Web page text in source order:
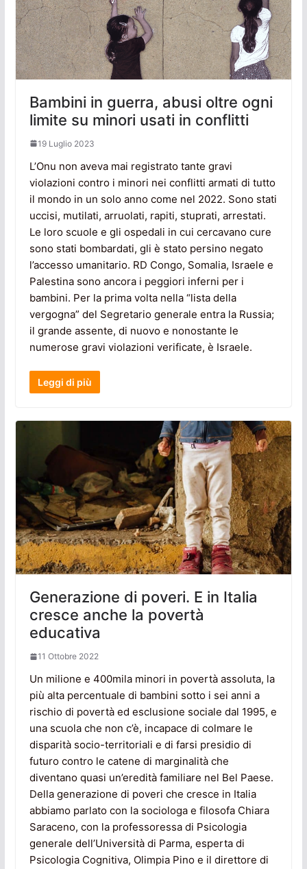
Bambini in guerra, abusi oltre ogni
limite su minori usati in conflitti
19 Luglio 2023
L’Onu non aveva mai registrato tante gravi
violazioni contro i minori nei conflitti armati di tutto
il mondo in un solo anno come nel 2022. Sono stati
uccisi, mutilati, arruolati, rapiti, stuprati, arrestati.
Le loro scuole e gli ospedali in cui cercavano cure
sono stati bombardati, gli è stato persino negato
l’accesso umanitario. RD Congo, Somalia, Israele e
Palestina sono ancora i peggiori inferni per i
bambini. Per la prima volta nella “lista della
vergogna” del Segretario generale entra la Russia;
il grande assente, di nuovo e nonostante le
numerose gravi violazioni verificate, è Israele.
Leggi di più
Generazione di poveri. E in Italia
cresce anche la povertà
educativa
11 Ottobre 2022
Un milione e 400mila minori in povertà assoluta, la
più alta percentuale di bambini sotto i sei anni a
rischio di povertà ed esclusione sociale dal 1995, e
una scuola che non c’è, incapace di colmare le
disparità socio-territoriali e di farsi presidio di
futuro contro le catene di marginalità che
diventano quasi un’eredità familiare nel Bel Paese.
Della generazione di poveri che cresce in Italia
abbiamo parlato con la sociologa e filosofa Chiara
Saraceno, con la professoressa di Psicologia
generale dell’Università di Parma, esperta di
Psicologia Cognitiva, Olimpia Pino e il direttore di